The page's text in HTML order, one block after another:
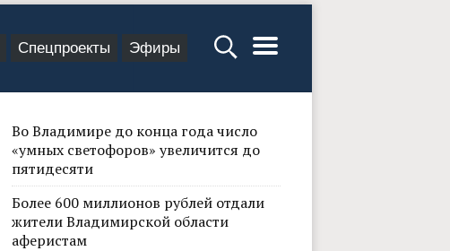
Спецпроекты Эфиры
Во Владимире до конца года число
«умных светофоров» увеличится до
пятидесяти
Более 600 миллионов рублей отдали
жители Владимирской области
аферистам